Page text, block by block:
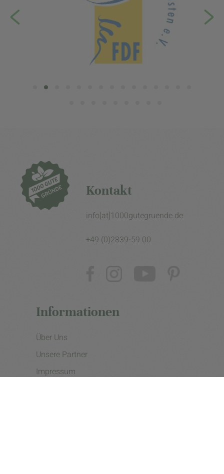
Kontakt
info[at]1000gutegruende.de
+49 (0)2839-59 00
Informationen
Über Uns
Unsere Partner
Impressum